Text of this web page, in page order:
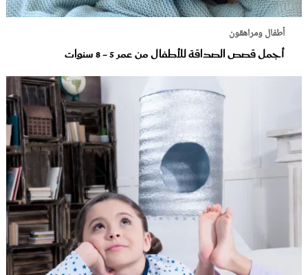
أطفال ومراهقون
أجمل قصص الصداقة للأطفال من عمر 5 - 8 سنوات